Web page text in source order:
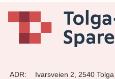
ADR:
Ivarsveien 2, 2540 Tolga